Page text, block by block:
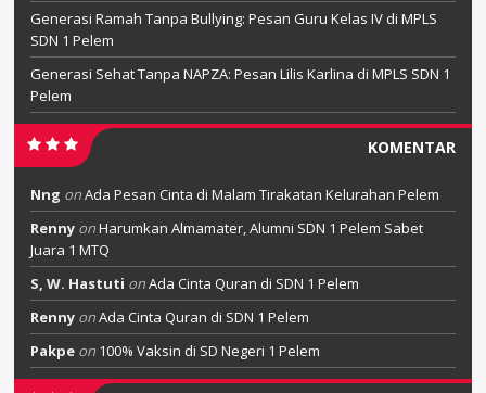
Generasi Ramah Tanpa Bullying: Pesan Guru Kelas IV di MPLS
SDN 1 Pelem
Generasi Sehat Tanpa NAPZA: Pesan Lilis Karlina di MPLS SDN 1
Pelem
KOMENTAR
Nng onAda Pesan Cinta di Malam Tirakatan Kelurahan Pelem
Renny onHarumkan Almamater, Alumni SDN 1 Pelem Sabet
Juara 1 MTQ
S, W. Hastuti onAda Cinta Quran di SDN 1 Pelem
Renny onAda Cinta Quran di SDN 1 Pelem
Pakpe on 100% Vaksin di SD Negeri 1 Pelem